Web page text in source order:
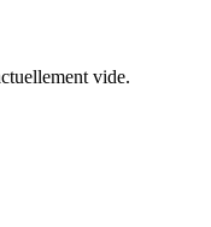
vide.